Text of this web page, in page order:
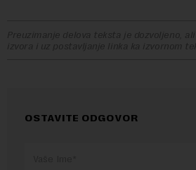
Preuzimanje delova teksta je dozvoljeno,
izvora i uz postavljanje linka ka izvornom
OSTAVITE ODGOVOR